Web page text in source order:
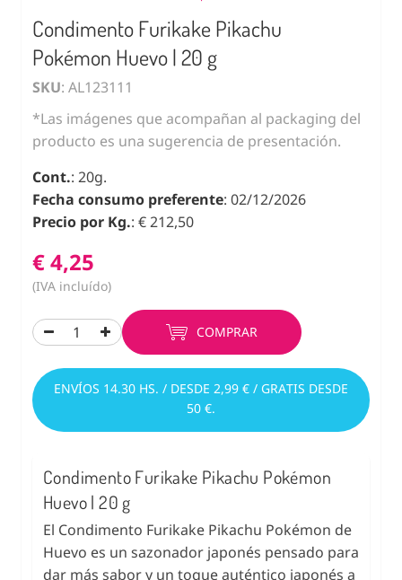
Condimento Furikake Pikachu
Pokémon Huevo | 20 g
SKU: AL123111
*Las imágenes que acompañan al packaging del
producto es una sugerencia de presentación.
Cont.: 20g.
Fecha consumo preferente: 02/12/2026
Precio por Kg.: € 212,50
€ 4,25
(IVA incluído)
COMPRAR
ENVÍOS 14.30 HS. / DESDE 2,99 € / GRATIS DESDE
50 €.
Condimento Furikake Pikachu Pokémon
Huevo | 20 g
El Condimento Furikake Pikachu Pokémon de
Huevo es un sazonador japonés pensado para
dar más sabor y un toque auténtico japonés a